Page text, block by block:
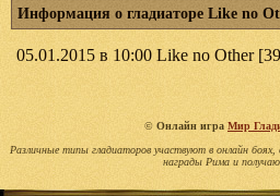
Информация о гладиаторе Like no
05.01.2015 в 10:00 Like no Other
© Онлайн игра Мир
Различные типы гладиаторов участвуют в онлайн
награды Рима и